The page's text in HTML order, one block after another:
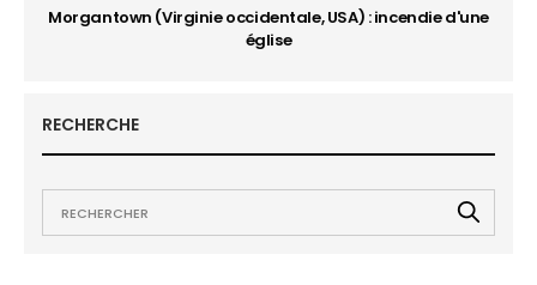
Morgantown (Virginie occidentale, USA) : incendie d'une
église
RECHERCHE